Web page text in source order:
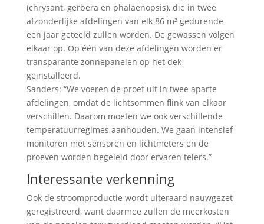
(chrysant, gerbera en phalaenopsis), die in twee
afzonderlijke afdelingen van elk 86 m² gedurende
een jaar geteeld zullen worden. De gewassen volgen
elkaar op. Op één van deze afdelingen worden er
transparante zonnepanelen op het dek
geïnstalleerd.
Sanders: “We voeren de proef uit in twee aparte
afdelingen, omdat de lichtsommen flink van elkaar
verschillen. Daarom moeten we ook verschillende
temperatuurregimes aanhouden. We gaan intensief
monitoren met sensoren en lichtmeters en de
proeven worden begeleid door ervaren telers.”
Interessante verkenning
Ook de stroomproductie wordt uiteraard nauwgezet
geregistreerd, want daarmee zullen de meerkosten